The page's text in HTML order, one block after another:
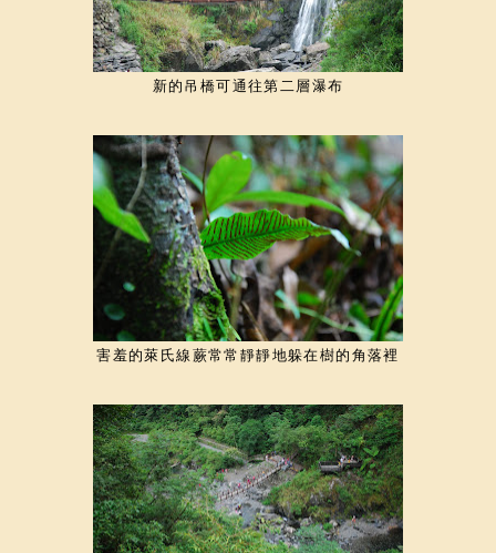
新的吊橋可通往第二層瀑布
害羞的萊氏線蕨常常靜靜地躲在樹的角落裡